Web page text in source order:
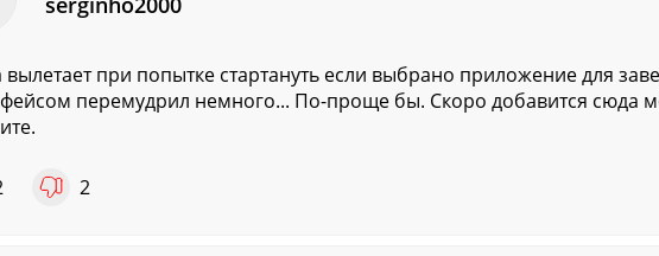
вылетает при попытке стартануть если выбрано приложение для
перемудрил немного... По-проще бы. Скоро добавится сюда
2